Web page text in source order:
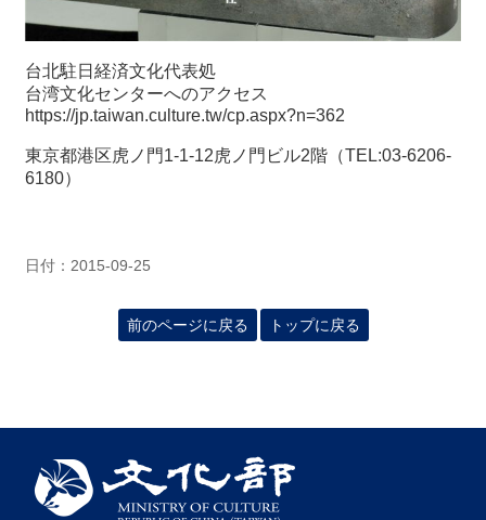
台北駐日経済文化代表処
台湾文化センターへのアクセス
https://jp.taiwan.culture.tw/cp.aspx?n=362
東京都港区虎ノ門1-1-12虎ノ門ビル2階（TEL:03-6206-
6180）
日付：2015-09-25
前のページに戻る トップに戻る